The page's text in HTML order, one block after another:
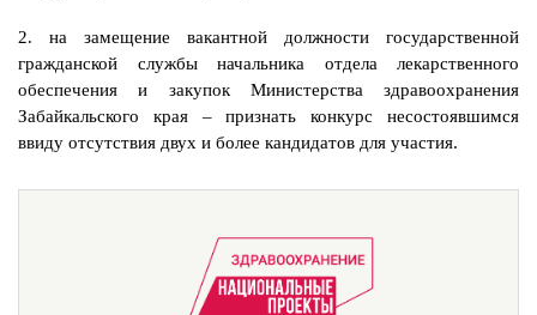
2. на замещение вакантной должности государственной
гражданской службы начальника отдела лекарственного
обеспечения и закупок Министерства здравоохранения
Забайкальского края – признать конкурс несостоявшимся
ввиду отсутствия двух и более кандидатов для участия.